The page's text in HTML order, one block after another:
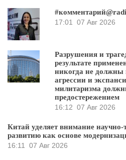
17:01
07 Авг 2026
Разрушения и
результате
никогда не должны
агрессии и
милитаризма
предостережением
16:12 07 Авг 2026
Китай уделяет внимание научно-
развитию как основе
16:11
07 Авг 2026